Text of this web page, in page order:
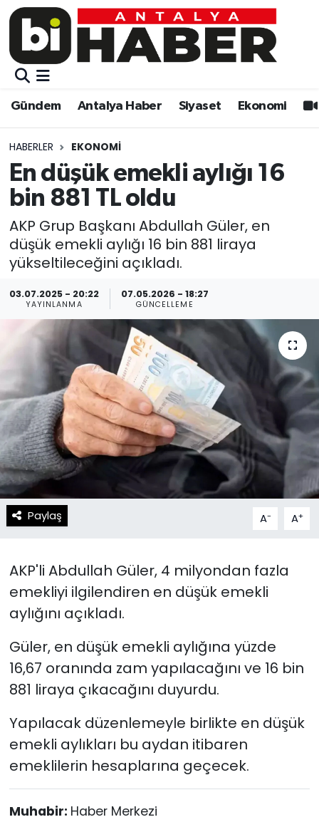
Gündem Antalya Haber Siyaset Ekonomi
HABERLER EKONOMI
En düşük emekli aylığı 16
bin 881 TL oldu
AKP Grup Başkanı Abdullah Güler, en
düşük emekli aylığı 16 bin 881 liraya
yükseltileceğini açıkladı.
03.07.2025 - 20:22
YAYINLANMA
07.05.2026 - 18:27
GÜNCELLEME
Paylaş A- A+
AKP'li Abdullah Güler, 4 milyondan fazla
emekliyi ilgilendiren en düşük emekli
aylığını açıkladı.
Güler, en düşük emekli aylığına yüzde
16,67 oranında zam yapılacağını ve 16 bin
881 liraya çıkacağını duyurdu.
Yapılacak düzenlemeyle birlikte en düşük
emekli aylıkları bu aydan itibaren
emeklilerin hesaplarına geçecek.
Muhabir: Haber Merkezi
Gündem
Siyaset
Ekonomi
Video
Eğitim
Kültür-sanat
Sağlık
Spor
Teknoloji
Resmi İlanlar
Gündem
Siyaset
Eğitim
Ekonomi
Kültür-sanat
Sağlık
Spor
Teknoloji
Yaşam
Künye
Gizlilik Sözleşmesi
İletişim
Muratpaşa Nöbetçi Eczaneler
Muratpaşa Trafik Yoğunluk Haritası
Süper Lig Puan Durumu ve Fikstür
Tüm Manşetler
Son Dakika Haberleri
Haber Arşivi